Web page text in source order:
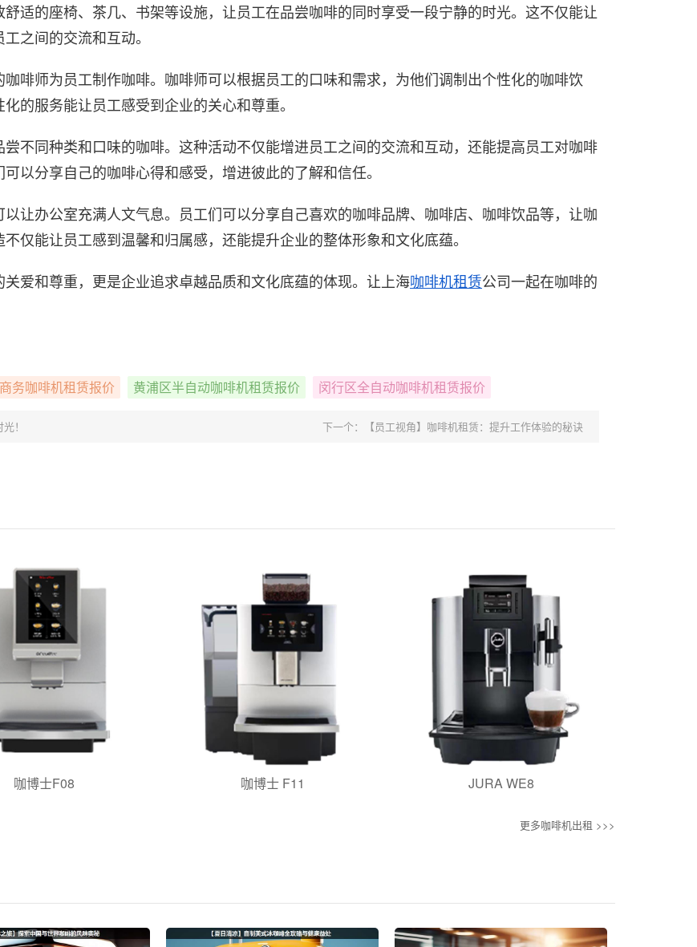
适的座椅、茶几、书架等设施，让员工在品尝咖啡的同时享受一段宁静的时光。这不仅能让
之间的交流和互动。
啡师为员工制作咖啡。咖啡师可以根据员工的口味和需求，为他们调制出个性化的咖啡饮
的服务能让员工感受到企业的关心和尊重。
不同种类和口味的咖啡。这种活动不仅能增进员工之间的交流和互动，还能提高员工对咖啡
以分享自己的咖啡心得和感受，增进彼此的了解和信任。
让办公室充满人文气息。员工们可以分享自己喜欢的咖啡品牌、咖啡店、咖啡饮品等，让咖
仅能让员工感到温馨和归属感，还能提升企业的整体形象和文化底蕴。
爱和尊重，更是企业追求卓越品质和文化底蕴的体现。让上海咖啡机租赁公司一起在咖啡的
务咖啡机租赁报价 黄浦区半自动咖啡机租赁报价 闵行区全自动咖啡机租赁报价
！ 下一个： 【员工视角】咖啡机租赁：提升工作体验的秘诀
咖博士F08 咖博士 F11 JURA WE8
更多咖啡机出租 >>>